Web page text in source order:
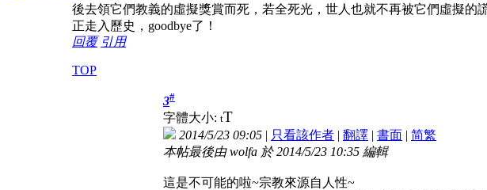
後去領它們教義的虛擬獎賞而死，若全死光，世人也就不再被它們虛擬
正走入歷史，goodbye了！
回覆 引用
TOP
3#
字體大小: tT
2014/5/23 09:05 | 只看該作者 | 翻譯 | 書面 | 简繁
本帖最後由 wolfa 於 2014/5/23 10:35 編輯
這是不可能的啦~宗教來源自人性~